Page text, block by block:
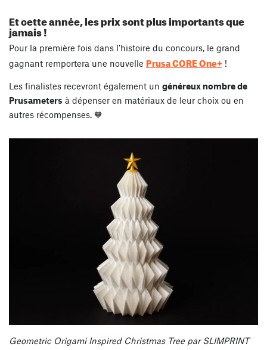
Et cette année, les prix sont plus importants que
jamais !
Pour la première fois dans l’histoire du concours, le grand
gagnant remportera une nouvelle Prusa CORE One+ !
Les finalistes recevront également un généreux nombre de
Prusameters à dépenser en matériaux de leur choix ou en
autres récompenses. 🧡
Geometric Origami Inspired Christmas Tree par SLIMPRINT